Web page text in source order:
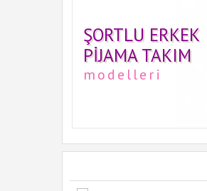
ŞORTLU ERKEK
PIJAMA TAKIM
modelleri